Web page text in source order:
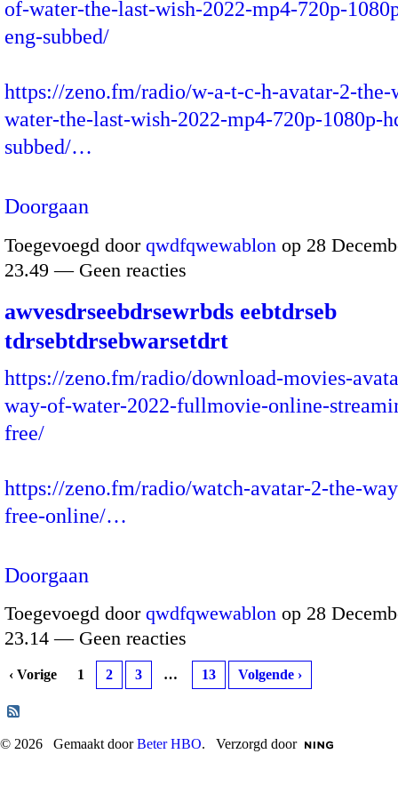
of-water-the-last-wish-2022-mp4-720p-
eng-subbed/
https://zeno.fm/radio/w-a-t-c-h-avatar-2-the-
water-the-last-wish-2022-mp4-720p-1080p-
subbed/…
Doorgaan
Toegevoegd door qwdfqwewablon op 28
23.49 — Geen reacties
awvesdrseebdrsewrbds eebtdrseb
tdrsebtdrsebwarsetdrt
https://zeno.fm/radio/download-movies-
way-of-water-2022-fullmovie-online-
free/
https://zeno.fm/radio/watch-avatar-2-the-
free-online/…
Doorgaan
Toegevoegd door qwdfqwewablon op 28
23.14 — Geen reacties
‹ Vorige 1 2 3 … 13 Volgende ›
© 2026 Gemaakt doorBeter HBO. Verzorgd door